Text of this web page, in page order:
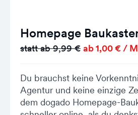
Homepage
statt ab 9,99 € ab 1,00 € /
Du brauchst keine
Agentur und keine einzige
dem dogado Homepage-